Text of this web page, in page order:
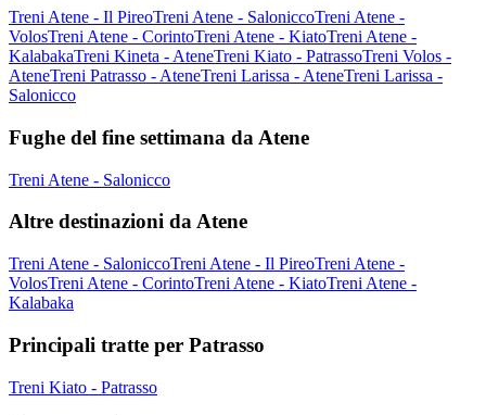
Treni Atene - Il PireoTreni Atene - SaloniccoTreni Atene -
VolosTreni Atene - CorintoTreni Atene - KiatoTreni Atene -
KalabakaTreni Kineta - AteneTreni Kiato - PatrassoTreni Volos -
AteneTreni Patrasso - AteneTreni Larissa - AteneTreni Larissa -
Salonicco
Fughe del fine settimana da Atene
Treni Atene - Salonicco
Altre destinazioni da Atene
Treni Atene - SaloniccoTreni Atene - Il PireoTreni Atene -
VolosTreni Atene - CorintoTreni Atene - KiatoTreni Atene -
Kalabaka
Principali tratte per Patrasso
Treni Kiato - Patrasso